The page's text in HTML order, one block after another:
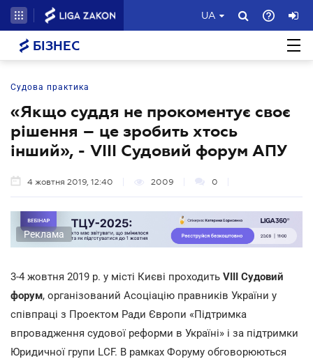
UA
БІЗНЕС
Судова практика
«Якщо суддя не прокоментує своє
рішення – це зробить хтось
інший», - VIII Судовий форум АПУ
4 жовтня 2019, 12:40 2009 0
Реклама
3-4 жовтня 2019 р. у місті Києві проходить VIII Судовий
форум, організований Асоціацію правників України у
співпраці з Проектом Ради Європи «Підтримка
впровадження судової реформи в Україні» і за підтримки
Юридичної групи LCF. В рамках Форуму обговорюються